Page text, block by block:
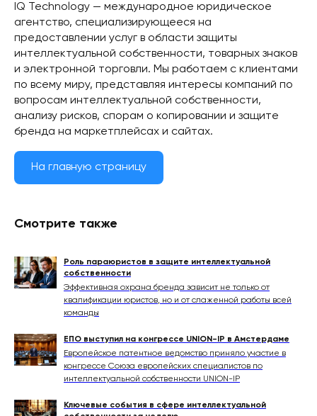
IQ Technology — международное юридическое
агентство, специализирующееся на
предоставлении услуг в области защиты
интеллектуальной собственности, товарных знаков
и электронной торговли. Мы работаем с клиентами
по всему миру, представляя интересы компаний по
вопросам интеллектуальной собственности,
анализу рисков, спорам о копировании и защите
бренда на маркетплейсах и сайтах.
На главную страницу
Смотрите также
Роль параюристов в защите интеллектуальной
собственности
Эффективная охрана бренда зависит не только от
квалификации юристов, но и от слаженной работы всей
команды
ЕПО выступил на конгрессе UNION-IP в Амстердаме
Европейское патентное ведомство приняло участие в
конгрессе Союза европейских специалистов по
интеллектуальной собственности UNION-IP
Ключевые события в сфере интеллектуальной